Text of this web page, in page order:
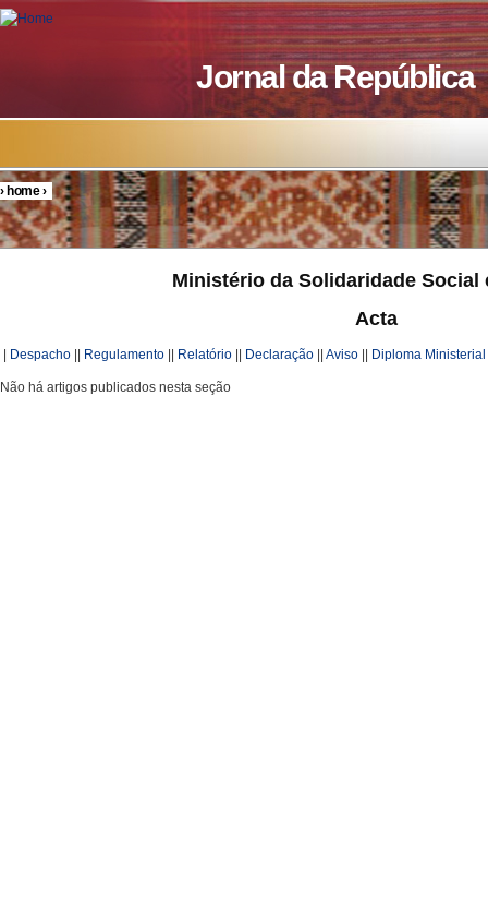
Skip to main content
Jornal da República
You are here
›home›
Ministério da Solidaridade Social
Acta
| Despacho || Regulamento || Relatório || Declaração || Aviso || Diploma Ministerial
Não há artigos publicados nesta seção